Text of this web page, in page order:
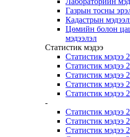
Газрын тосны
Кадастрын
Цөмийн болон
мэдээлэл
Статистик мэдээ
Статистик мэдээ
Статистик мэдээ
Статистик мэдээ
Статистик мэдээ
Статистик мэдээ
-
Статистик мэдээ
Статистик мэдээ
Статистик мэдээ